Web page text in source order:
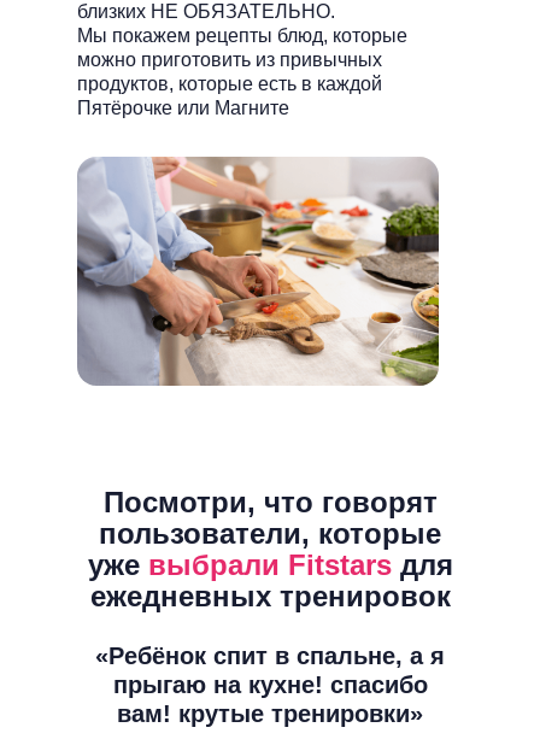
близких НЕ ОБЯЗАТЕЛЬНО.
Мы покажем рецепты блюд, которые
можно приготовить из привычных
продуктов, которые есть в каждой
Пятёрочке или Магните
Посмотри, что говорят
пользователи, которые
уже выбрали Fitstars для
ежедневных тренировок
«Ребёнок спит в спальне, а я
прыгаю на кухне! спасибо
вам! крутые тренировки»